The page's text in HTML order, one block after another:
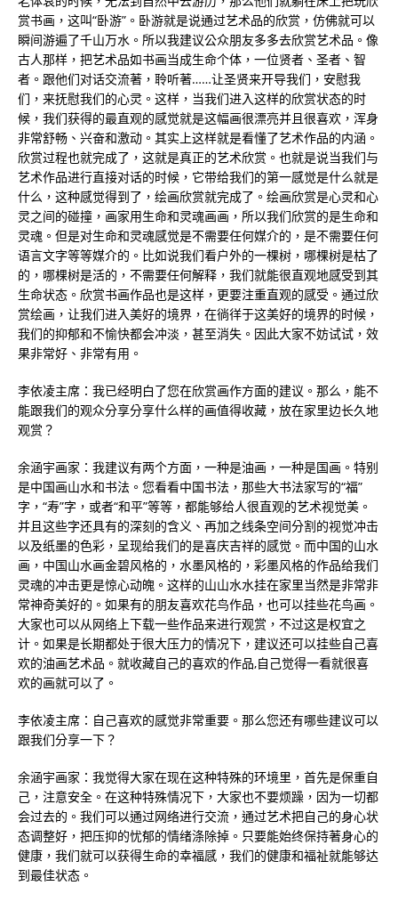
赏书画，这叫“卧游”。卧游就是说通过艺术品的欣赏，仿佛就可以
瞬间游遍了千山万水。所以我建议公众朋友多多去欣赏艺术品。像
古人那样，把艺术品如书画当成生命个体，一位贤者、圣者、智
者。跟他们对话交流著，聆听著……让圣贤来开导我们，安慰我
们，来抚慰我们的心灵。这样，当我们进入这样的欣赏状态的时
候，我们获得的最直观的感觉就是这幅画很漂亮并且很喜欢，浑身
非常舒畅、兴奋和激动。其实上这样就是看懂了艺术作品的内涵。
欣赏过程也就完成了，这就是真正的艺术欣赏。也就是说当我们与
艺术作品进行直接对话的时候，它带给我们的第一感觉是什么就是
什么，这种感觉得到了，绘画欣赏就完成了。绘画欣赏是心灵和心
灵之间的碰撞，画家用生命和灵魂画画，所以我们欣赏的是生命和
灵魂。但是对生命和灵魂感觉是不需要任何媒介的，是不需要任何
语言文字等等媒介的。比如说我们看户外的一棵树，哪棵树是枯了
的，哪棵树是活的，不需要任何解释，我们就能很直观地感受到其
生命状态。欣赏书画作品也是这样，更要注重直观的感受。通过欣
赏绘画，让我们进入美好的境界，在徜徉于这美好的境界的时候，
我们的抑郁和不愉快都会冲淡，甚至消失。因此大家不妨试试，效
果非常好、非常有用。
李依凌主席：我已经明白了您在欣赏画作方面的建议。那么，能不
能跟我们的观众分享分享什么样的画值得收藏，放在家里边长久地
观赏？
余涵宇画家：我建议有两个方面，一种是油画，一种是国画。特别
是中国画山水和书法。您看看中国书法，那些大书法家写的“福”
字，“寿”字，或者“和平”等等，都能够给人很直观的艺术视觉美。
并且这些字还具有的深刻的含义、再加之线条空间分割的视觉冲击
以及纸墨的色彩，呈现给我们的是喜庆吉祥的感觉。而中国的山水
画，中国山水画金碧风格的，水墨风格的，彩墨风格的作品给我们
灵魂的冲击更是惊心动魄。这样的山山水水挂在家里当然是非常非
常神奇美好的。如果有的朋友喜欢花鸟作品，也可以挂些花鸟画。
大家也可以从网络上下载一些作品来进行观赏，不过这是权宜之
计。如果是长期都处于很大压力的情况下，建议还可以挂些自己喜
欢的油画艺术品。就收藏自己的喜欢的作品,自己觉得一看就很喜
欢的画就可以了。
李依凌主席：自己喜欢的感觉非常重要。那么您还有哪些建议可以
跟我们分享一下？
余涵宇画家：我觉得大家在现在这种特殊的环境里，首先是保重自
己，注意安全。在这种特殊情况下，大家也不要烦躁，因为一切都
会过去的。我们可以通过网络进行交流，通过艺术把自己的身心状
态调整好，把压抑的忧郁的情绪涤除掉。只要能始终保持著身心的
健康，我们就可以获得生命的幸福感，我们的健康和福祉就能够达
到最佳状态。